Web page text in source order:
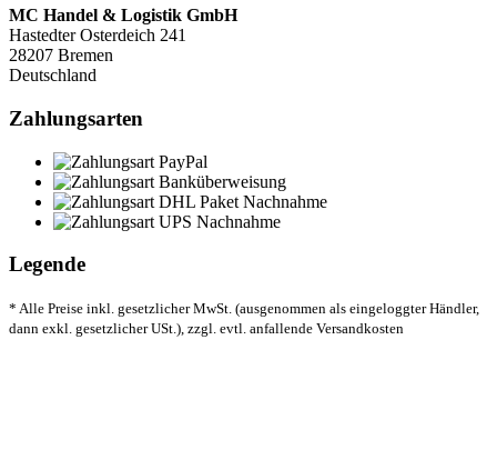
MC Handel & Logistik GmbH
Hastedter Osterdeich 241
28207 Bremen
Deutschland
Zahlungsarten
Legende
* Alle Preise inkl. gesetzlicher MwSt. (ausgenommen als eingeloggter Händler,
dann exkl. gesetzlicher USt.), zzgl. evtl. anfallende Versandkosten